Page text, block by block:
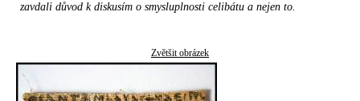
zavdali důvod k diskusím o smysluplnosti celibátu a nejen to.
Zvětšit obrázek